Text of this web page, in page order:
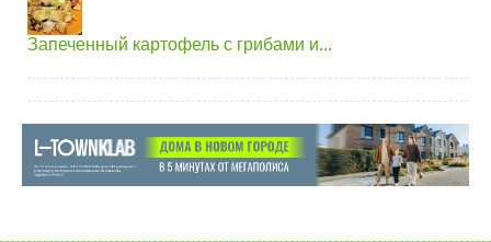
Запеченный картофель с грибами и...